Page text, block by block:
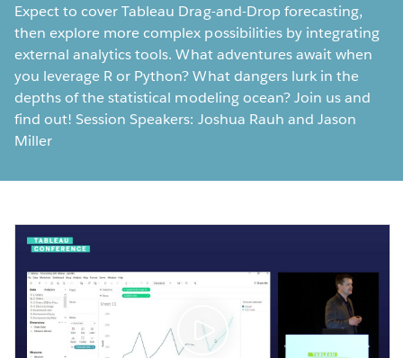
Expect to cover Tableau Drag-and-Drop forecasting,
then explore more complex possibilities by integrating
external analytics tools. What adventures await when
you leverage R or Python? What dangers lurk in the
depths of the statistical modeling ocean? Join us and
find out! Session Speakers: Joshua Rauh and Jason
Miller